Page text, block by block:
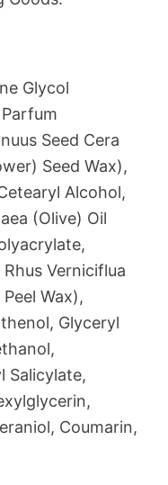
Glycol
Seed Cera
Seed Wax),
Alcohol,
(Olive) Oil
Verniciflua
Wax),
Glyceryl
Salicylate,
Coumarin,